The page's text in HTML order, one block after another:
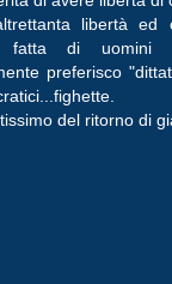
libertà
fatta di uomini
preferisco
del ritorno di